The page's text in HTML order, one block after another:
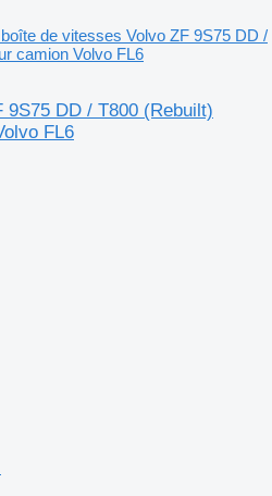
boîte de vitesses Volvo ZF 9S75 DD /
camion Volvo FL6
DD / T800 (Rebuilt)
FL6